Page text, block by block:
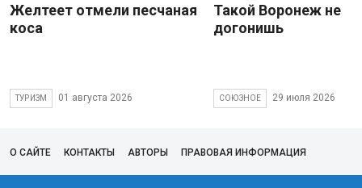
Желтеет отмели песчаная
коса
ТУРИЗМ 01 августа 2026
Такой Воронеж не
догонишь
СОЮЗНОЕ 29 июля 2026
О САЙТЕ КОНТАКТЫ АВТОРЫ ПРАВОВАЯ ИНФОРМАЦИЯ